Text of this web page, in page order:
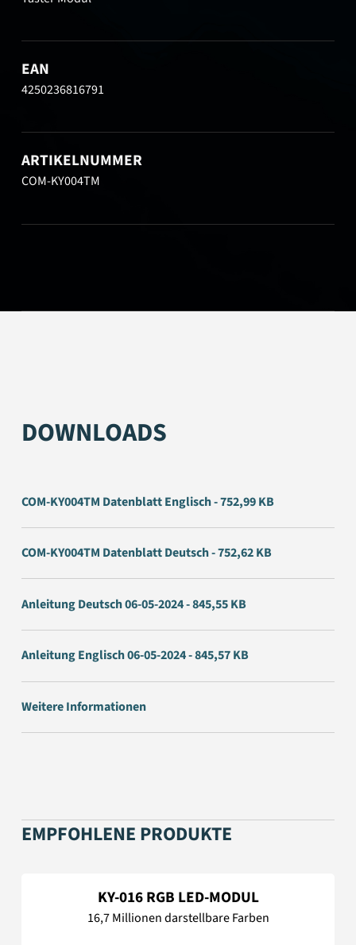
EAN
4250236816791
ARTIKELNUMMER
COM-KY004TM
DOWNLOADS
COM-KY004TM Datenblatt Englisch - 752,99 KB
COM-KY004TM Datenblatt Deutsch - 752,62 KB
Anleitung Deutsch 06-05-2024 - 845,55 KB
Anleitung Englisch 06-05-2024 - 845,57 KB
Weitere Informationen
EMPFOHLENE PRODUKTE
KY-016 RGB LED-MODUL
16,7 Millionen darstellbare Farben